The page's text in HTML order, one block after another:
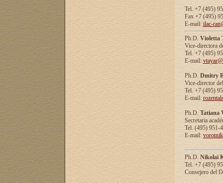
Tel. +7 (495)
Fax +7 (495)
E-mail: ilac-
Ph.D. Violetta
Vice-directora
Tel. +7 (495)
E-mail:
Ph.D. Dmitry
Vice-director
Tel. +7 (495)
E-mail:
Ph.D. Tatiana
Secretaria
Tel. (495) 951-
E-mail:
Ph.D. Nikolai
Tel. +7 (495)
Consejero del